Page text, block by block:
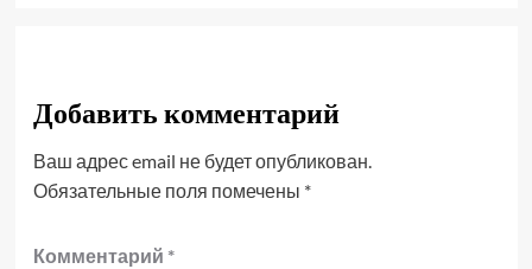
Добавить комментарий
Ваш адрес email не будет опубликован.
Обязательные поля помечены *
Комментарий *